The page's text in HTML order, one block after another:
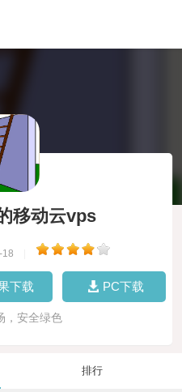
移动云vps
18
下载 PC下载
，安全绿色
排行